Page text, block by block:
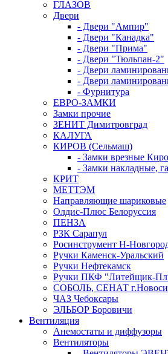
ГЛАЗОВ
Двери
- Двери "Ампир"
- Двери "Канадка"
- Двери "Прима"
- Двери "Тюльпан-2"
- Двери
- Двери
- Фурнитура
ЕВРО-ЗАМКИ
Замки прочие
ЗЕНИТ Димитровград
КАЛУГА
КИРОВ (Сельмаш)
- Замки врезные
- Замки накладные,
КРИТ
МЕТТЭМ
Направляющие шариковые
Олдис-Плюс Белоруссия
ПЕНЗА
РЗК Сарапул
Росинструмент Н-
Ручки Каменск-Уральский
Ручки Нефтекамск
Ручки ПКФ "Литейщик-
СОБОЛЬ, СЕНАТ
ЧАЗ Чебоксары
ЭЛЬБОР Боровичи
Вентиляция
Анемостаты и диффузоры
Вентиляторы